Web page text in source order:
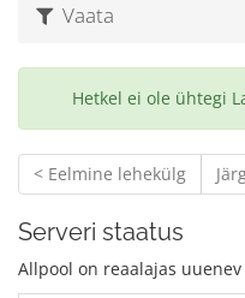
Vaata
Hetkel ei ole ühtegi
< Eelmine lehekülg
Serveri staatus
Allpool on reaalajas